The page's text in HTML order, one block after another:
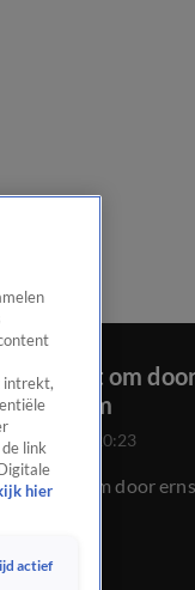
komt om
24 juli 2020, 20:23
komt om door
intrekt,
link
hier
actief